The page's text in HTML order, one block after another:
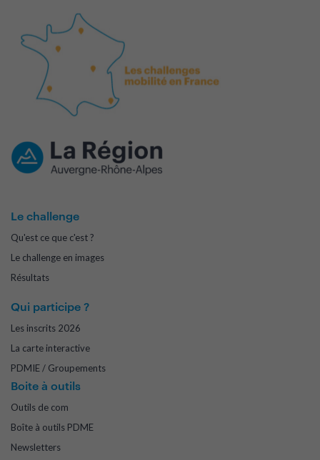
Le challenge
Qu'est ce que c'est ?
Le challenge en images
Résultats
Qui participe ?
Les inscrits 2026
La carte interactive
PDMIE / Groupements
Boite à outils
Outils de com
Boîte à outils PDME
Newsletters